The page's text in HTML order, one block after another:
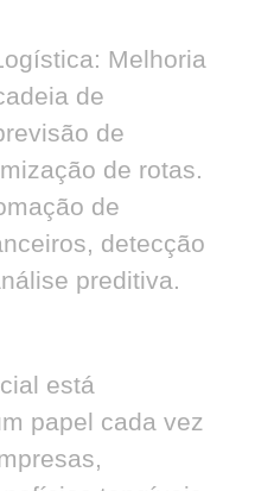
Melhoria
de
de
de rotas.
de
detecção
preditiva.
está
papel cada vez